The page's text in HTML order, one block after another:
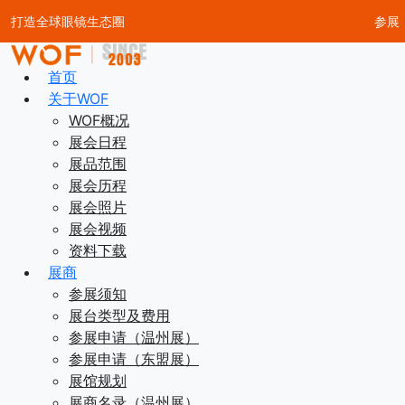
打造全球眼镜生态圈 参展
首页
关于WOF
WOF概况
展会日程
展品范围
展会历程
展会照片
展会视频
资料下载
展商
参展须知
展台类型及费用
参展申请（温州展）
参展申请（东盟展）
展馆规划